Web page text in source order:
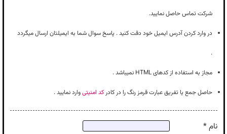
شرکت تماس حاصل نمایید.
در وارد کردن آدرس ایمیل خود دقت کنید . پاسخ سوال شما به ایمیلتان ارسال میگردد
.
مجاز به استفاده از کدهای HTML نمیباشد .
حاصل جمع یا تفریق عبارت قرمز رنگ را در کادرکد امنیتیوارد نمایید .
نام *